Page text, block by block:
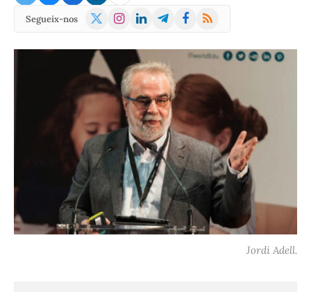
Segueix-nos
X
Instagram
LinkedInTelegramFacebook
RSS
Jordi Adell.